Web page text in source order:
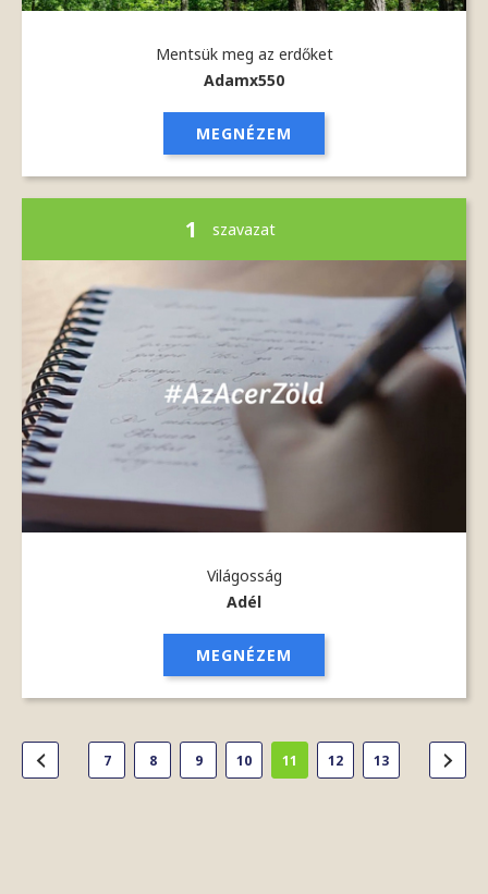
Mentsük meg az erdőket
Adamx550
MEGNÉZEM
1 szavazat
Világosság
Adél
MEGNÉZEM
7 8 9 10 11 12 13